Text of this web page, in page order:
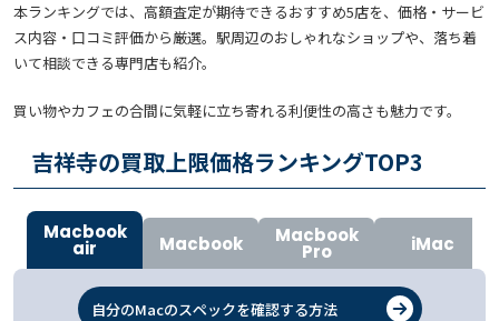
本ランキングでは、高額査定が期待できるおすすめ5店を、価格・サービ
ス内容・口コミ評価から厳選。駅周辺のおしゃれなショップや、落ち着
いて相談できる専門店も紹介。
買い物やカフェの合間に気軽に立ち寄れる利便性の高さも魅力です。
吉祥寺の買取上限価格ランキングTOP3
Macbook
air Macbook Macbook
Pro iMac
自分のMacのスペックを確認する方法